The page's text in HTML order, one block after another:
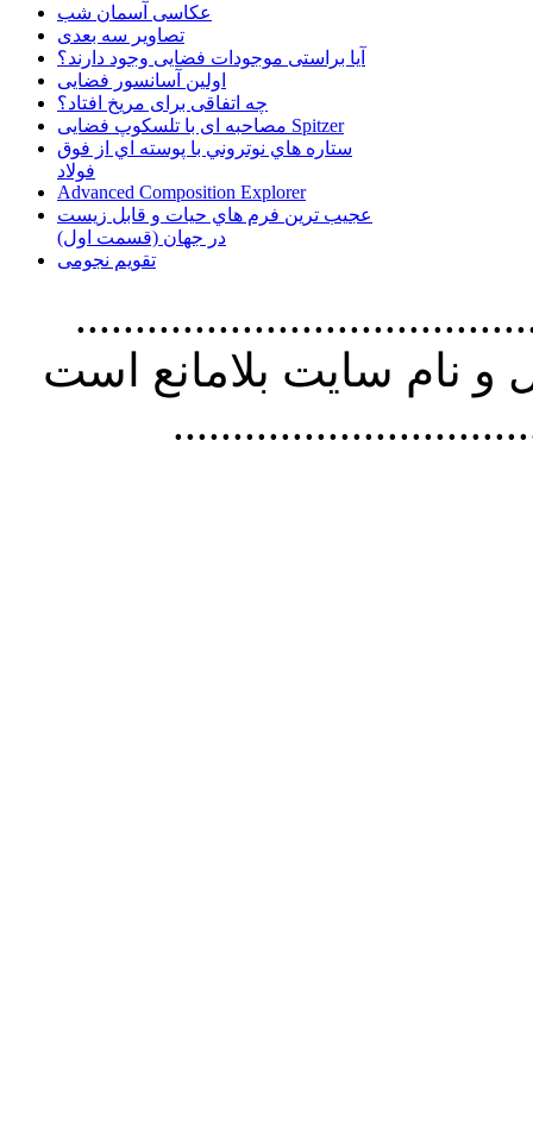
عکاسی آسمان شب
تصاویر سه بعدی
آیا براستی موجودات فضایی وجود دارند؟
اولین آسانسور فضایی
چه اتفاقی برای مریخ افتاد؟
مصاحبه ای با تلسکوپ فضایی Spitzer
ستاره هاي نوتروني با پوسته اي از فوق
فولاد
Advanced Composition Explorer
عجیب ترین فرم هاي حيات و قابل زيست
در جهان (قسمت اول)
تقویم نجومی
استفاده از
نام سايت بلامانع است